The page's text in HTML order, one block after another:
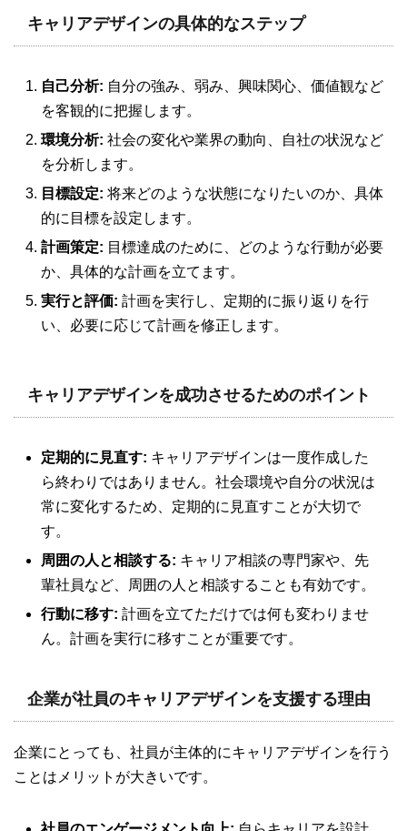
キャリアデザインの具体的なステップ
自己分析: 自分の強み、弱み、興味関心、価値観など
を客観的に把握します。
環境分析: 社会の変化や業界の動向、自社の状況など
を分析します。
目標設定: 将来どのような状態になりたいのか、具体
的に目標を設定します。
計画策定: 目標達成のために、どのような行動が必要
か、具体的な計画を立てます。
実行と評価: 計画を実行し、定期的に振り返りを行
い、必要に応じて計画を修正します。
キャリアデザインを成功させるためのポイント
定期的に見直す: キャリアデザインは一度作成した
ら終わりではありません。社会環境や自分の状況は
常に変化するため、定期的に見直すことが大切で
す。
周囲の人と相談する: キャリア相談の専門家や、先
輩社員など、周囲の人と相談することも有効です。
行動に移す: 計画を立てただけでは何も変わりませ
ん。計画を実行に移すことが重要です。
企業が社員のキャリアデザインを支援する理由
企業にとっても、社員が主体的にキャリアデザインを行う
ことはメリットが大きいです。